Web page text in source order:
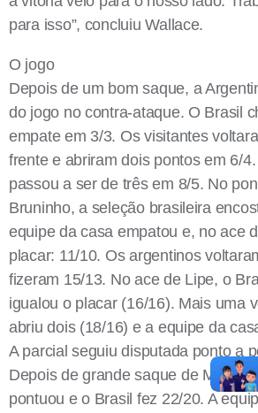
para isso”, concluiu Wallace.
O jogo
Depois de um bom saque, a
do jogo no contra-ataque. O Brasil
empate em 3/3. Os visitantes
frente e abriram dois pontos em 6/
passou a ser de três em 8/5. No
Bruninho, a seleção brasileira
equipe da casa empatou e, no ace
placar: 11/10. Os argentinos
fizeram 15/13. No ace de Lipe, o
igualou o placar (16/16). Mais uma
abriu dois (18/16) e a equipe da
A parcial seguiu disputada ponto a
Depois de grande saque de
pontuou e o Brasil fez 22/20. A